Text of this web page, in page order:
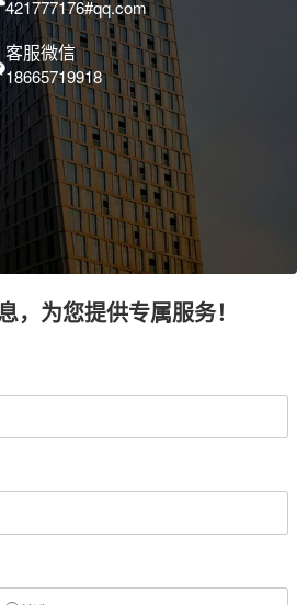
421777176#qq.com
客服微信
18665719918
，为您提供专属服务！